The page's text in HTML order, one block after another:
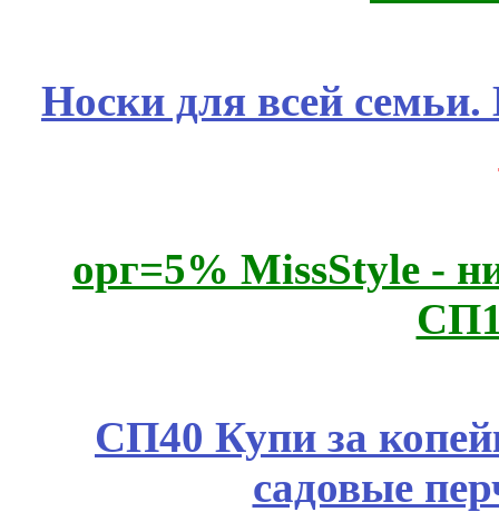
Носки для всей
орг=5% MissStyle -
СП40 Купи за
садовые